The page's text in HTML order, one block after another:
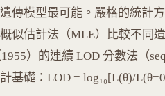
傳模型最可能。嚴格的統計
似估計法（MLE）比較不同
）的連續 LOD 分數法（
基礎：LOD = log₁₀[L(θ)/